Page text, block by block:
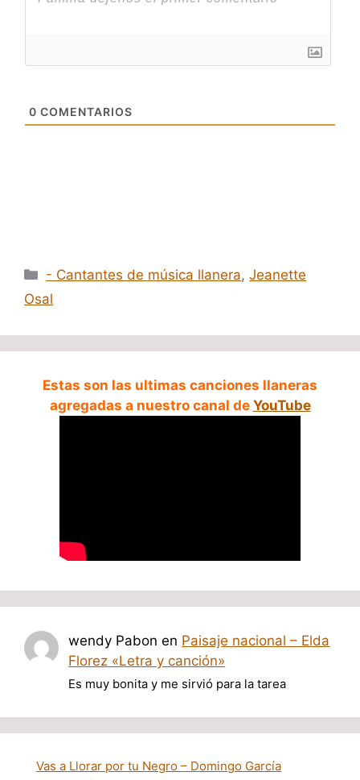
0 COMENTARIOS
Categorías
- Cantantes de música llanera,Jeanette
Osal
Estas son las ultimas canciones llaneras
agregadas a nuestro canal de YouTube
wendy Pabon en Paisaje nacional – Elda
Florez «Letra y canción»
Es muy bonita y me sirvió para la tarea
Vas a Llorar por tu Negro – Domingo García